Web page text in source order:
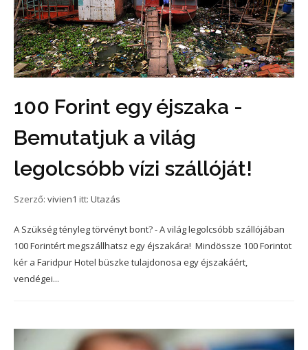
100 Forint egy éjszaka -
Bemutatjuk a világ
legolcsóbb vízi szállóját!
Szerző: vivien1 itt: Utazás
A Szükség tényleg törvényt bont? - A világ legolcsóbb szállójában
100 Forintért megszállhatsz egy éjszakára! Mindössze 100 Forintot
kér a Faridpur Hotel büszke tulajdonosa egy éjszakáért,
vendégei...